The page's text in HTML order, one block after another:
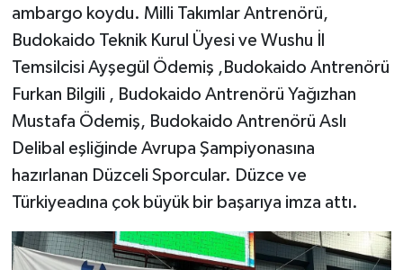
ambargo koydu. Milli Takımlar Antrenörü,
Budokaido Teknik Kurul Üyesi ve Wushu İl
Temsilcisi Ayşegül Ödemiş ,Budokaido Antrenörü
Furkan Bilgili , Budokaido Antrenörü Yağızhan
Mustafa Ödemiş, Budokaido Antrenörü Aslı
Delibal eşliğinde Avrupa Şampiyonasına
hazırlanan Düzceli Sporcular. Düzce ve
Türkiyeadına çok büyük bir başarıya imza attı.